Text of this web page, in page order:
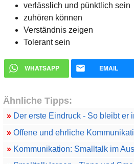
verlässlich und pünktlich sein
zuhören können
Verständnis zeigen
Tolerant sein
WHATSAPP EMAIL
Ähnliche Tipps:
»Der erste Eindruck - So bleibt er
»Offene und ehrliche
»Kommunikation: Smalltalk im